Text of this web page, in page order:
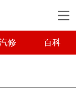
修 百科